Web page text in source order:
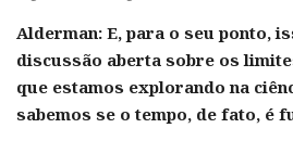
Alderman: E, para o seu ponto,
discussão aberta sobre os
que estamos explorando na
sabemos se o tempo, de fato, é